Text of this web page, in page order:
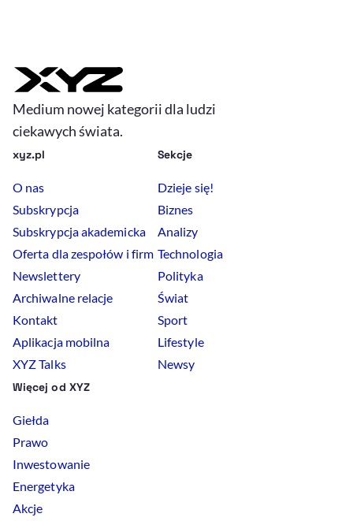
Medium nowej kategorii dla ludzi
ciekawych świata.
xyz.pl
O nas
Subskrypcja
Subskrypcja akademicka
Oferta dla zespołów i firm
Newslettery
Archiwalne relacje
Kontakt
Aplikacja mobilna
XYZ Talks
Sekcje
Dzieje się!
Biznes
Analizy
Technologia
Polityka
Świat
Sport
Lifestyle
Newsy
Więcej od XYZ
Giełda
Prawo
Inwestowanie
Energetyka
Akcje